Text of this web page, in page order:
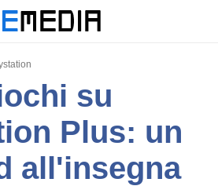
su
Plus: un
all'insegna